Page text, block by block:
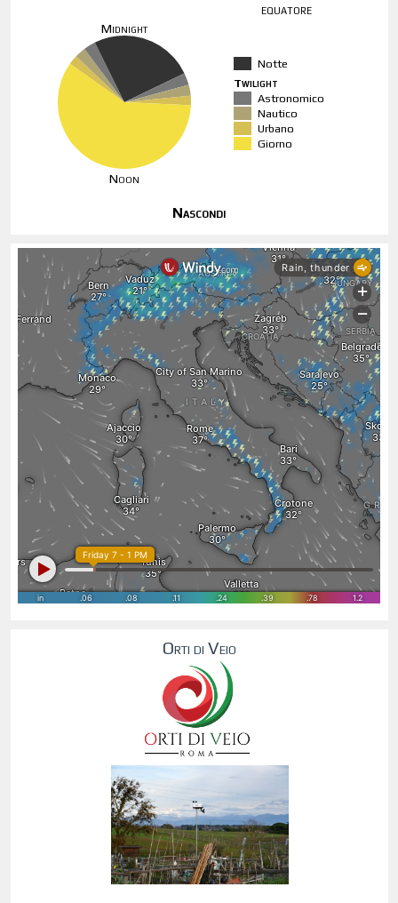
equatore
Midnight
Noon
Notte
Twilight
Astronomico
Nautico
Urbano
Giorno
Nascondi
Orti di Veio